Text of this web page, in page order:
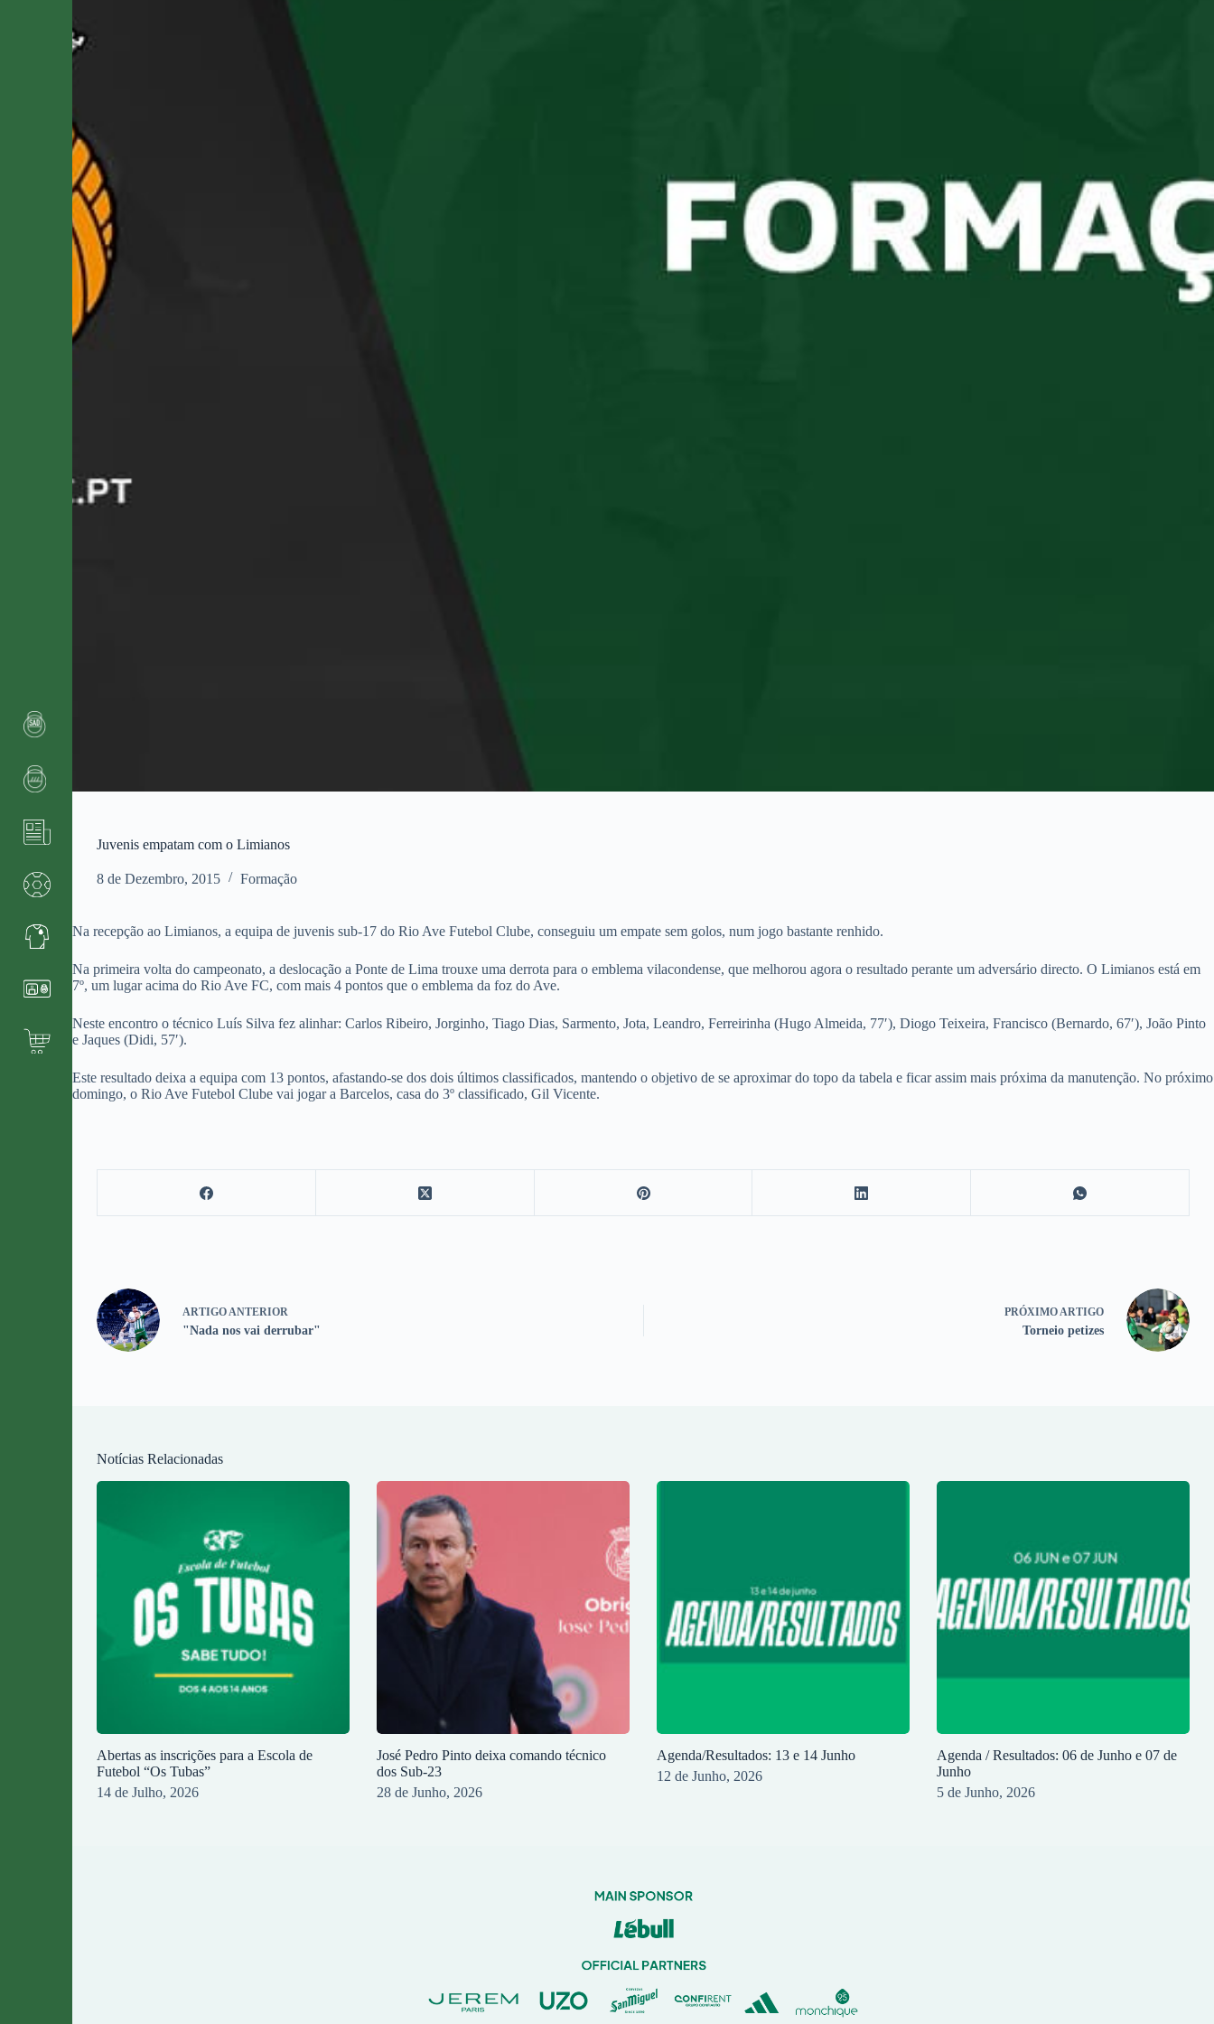
Juvenis empatam com o Limianos
8 de Dezembro, 2015 Formação
Na recepção ao Limianos, a equipa de juvenis sub-17 do Rio Ave Futebol Clube, conseguiu um empate sem golos, num jogo bastante renhido.
Na primeira volta do campeonato, a deslocação a Ponte de Lima trouxe uma derrota para o emblema vilacondense, que melhorou agora o resultado perante um adversário directo. O Limianos está em
7º, um lugar acima do Rio Ave FC, com mais 4 pontos que o emblema da foz do Ave.
Neste encontro o técnico Luís Silva fez alinhar: Carlos Ribeiro, Jorginho, Tiago Dias, Sarmento, Jota, Leandro, Ferreirinha (Hugo Almeida, 77′), Diogo Teixeira, Francisco (Bernardo, 67′), João Pinto
e Jaques (Didi, 57′).
Este resultado deixa a equipa com 13 pontos, afastando-se dos dois últimos classificados, mantendo o objetivo de se aproximar do topo da tabela e ficar assim mais próxima da manutenção. No próximo
domingo, o Rio Ave Futebol Clube vai jogar a Barcelos, casa do 3º classificado, Gil Vicente.
ARTIGO ANTERIOR
"Nada nos vai derrubar"
PRÓXIMO ARTIGO
Torneio petizes
Notícias Relacionadas
Abertas as inscrições para a Escola de
Futebol “Os Tubas”
14 de Julho, 2026
José Pedro Pinto deixa comando técnico
dos Sub-23
28 de Junho, 2026
Agenda/Resultados: 13 e 14 Junho
12 de Junho, 2026
Agenda / Resultados: 06 de Junho e 07 de
Junho
5 de Junho, 2026